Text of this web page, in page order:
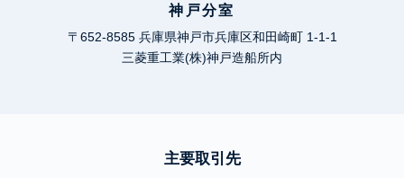
神戸分室
〒652-8585 兵庫県神戸市兵庫区和田崎町 1-1-1
三菱重工業(株)神戸造船所内
主要取引先